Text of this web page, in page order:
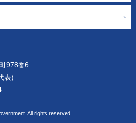
978番6
表)
All rights reserved.